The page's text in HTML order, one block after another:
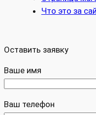
Что это за
Оставить заявку
Ваше имя
Ваш телефон